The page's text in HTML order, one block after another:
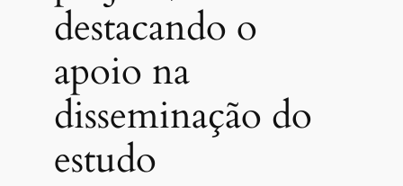
destacando o
apoio na
disseminação do
estudo